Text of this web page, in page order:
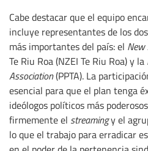
Cabe destacar que el equipo
incluye representantes de los
más importantes del país: el New
Te Riu Roa (NZEI Te Riu Roa) y la
Association(PPTA). La
esencial para que el plan tenga
ideólogos políticos más
firmemente el streamingy el
lo que el trabajo para erradicar